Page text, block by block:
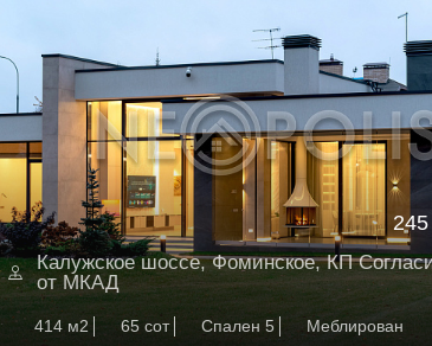
Калужское шоссе, Фоминское, КП
от МКАД
414 м2 65 сот Спален 5 Меблирован